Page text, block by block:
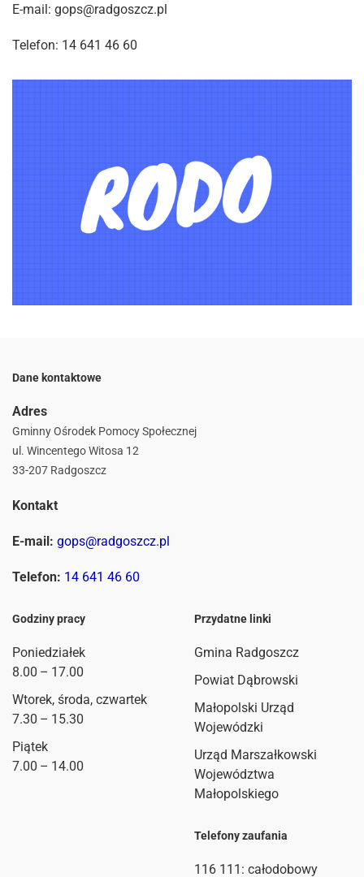
E-mail: gops@radgoszcz.pl
Telefon: 14 641 46 60
Dane kontaktowe
Adres
Gminny Ośrodek Pomocy Społecznej
ul. Wincentego Witosa 12
33-207 Radgoszcz
Kontakt
E-mail: gops@radgoszcz.pl
Telefon: 14 641 46 60
Godziny pracy
Poniedziałek
8.00 – 17.00
Wtorek, środa, czwartek
7.30 – 15.30
Piątek
7.00 – 14.00
Przydatne linki
Gmina Radgoszcz
Powiat Dąbrowski
Małopolski Urząd
Wojewódzki
Urząd Marszałkowski
Województwa
Małopolskiego
Telefony zaufania
116 111 : całodobowy